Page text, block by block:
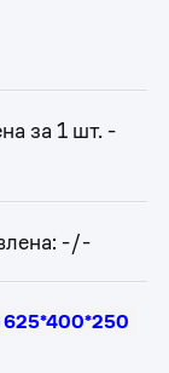
за 1 шт. -
-/-
625*400*250